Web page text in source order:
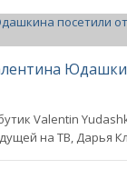
Valentin
на ТВ, Дарья